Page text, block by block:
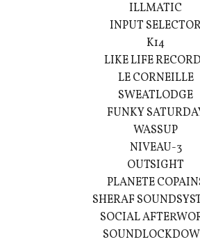
ILLMATIC
INPUT
K14
LIKE LIFE
LE CORNEILLE
SWEATLODGE
FUNKY
WASSUP
NIVEAU-3
OUTSIGHT
PLANETE
SHERAF
SOCIAL